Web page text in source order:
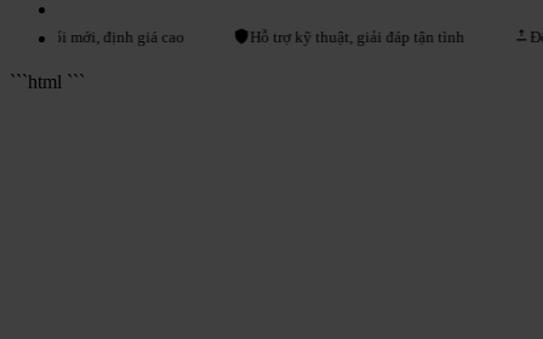
đổi mới, định giá cao Hỗ trợ kỹ thuật, giải đáp tận tình Đổi
```html ```